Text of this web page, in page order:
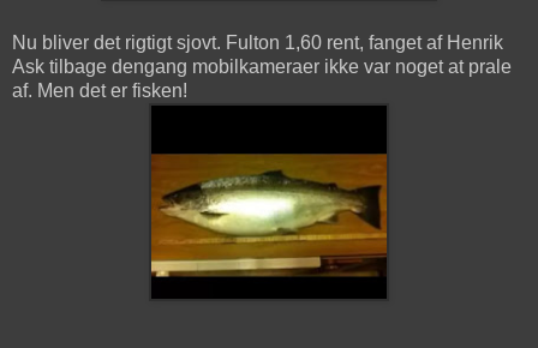
Nu bliver det rigtigt sjovt. Fulton 1,60 rent, fanget af Henrik
Ask tilbage dengang mobilkameraer ikke var noget at prale
af. Men det er fisken!